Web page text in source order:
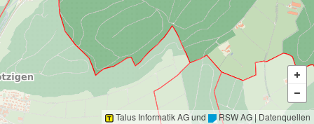
Talus Informatik AGund RSW AG | Datenquellen